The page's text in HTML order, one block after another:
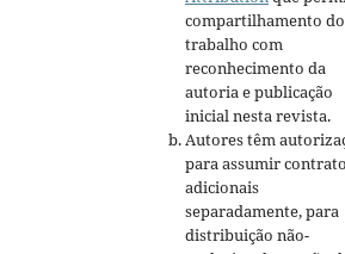
compartilhamento do
trabalho com
reconhecimento da
autoria e publicação
inicial nesta revista.
Autores têm
para assumir
adicionais
separadamente, para
distribuição não-